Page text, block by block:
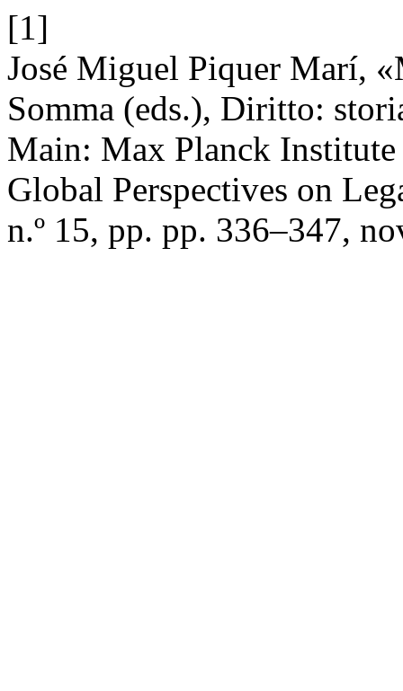
[1]
José Miguel Piquer Marí,
Somma (eds.), Diritto:
Main: Max Planck
Global Perspectives on
n.º 15, pp. pp. 336–347,